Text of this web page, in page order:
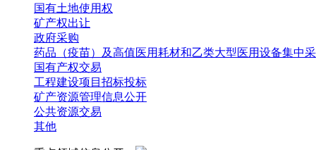
国有土地使用权
矿产权出让
政府采购
药品（疫苗）及高值医用耗材和乙类大型医用设备集中
国有产权交易
工程建设项目招标投标
矿产资源管理信息公开
公共资源交易
其他